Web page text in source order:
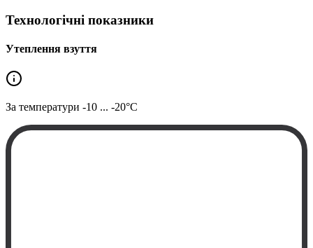
Технологічні показники
Утеплення взуття
За температури -10 ... -20°C